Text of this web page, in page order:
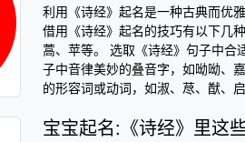
利用《诗经》起名是一种古典而优
借用《诗经》起名的技巧有以下几
蒿、苹等。 选取《诗经》句子中合
子中音律美妙的叠音字，如呦呦、
的形容词或动词，如淑、荩、猷、
宝宝起名:《诗经》里这